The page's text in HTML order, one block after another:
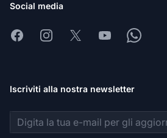
Social media
FacebookInstagram
X YoutubeWhatsapp
Iscriviti alla nostra newsletter
Indirizzo email